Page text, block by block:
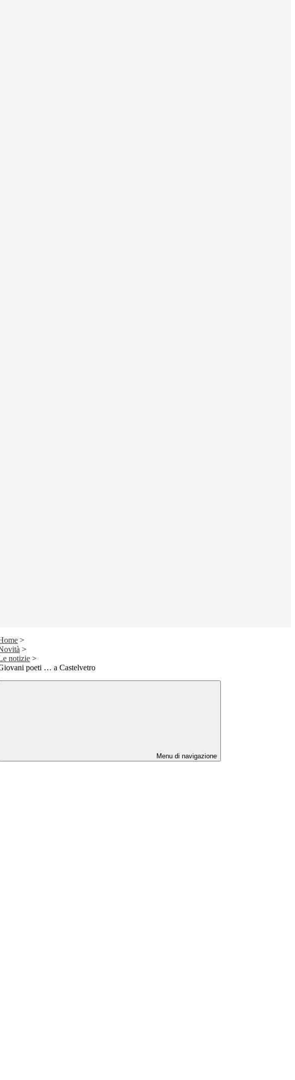
>
>
notizie >
poeti … a Castelvetro
Menu di navigazione